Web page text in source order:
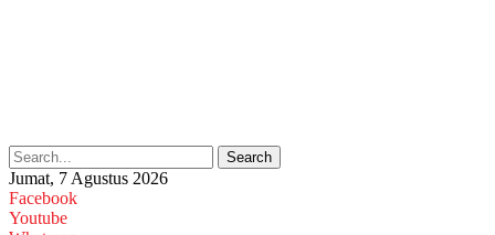
Search
Jumat, 7 Agustus 2026
Facebook
Youtube